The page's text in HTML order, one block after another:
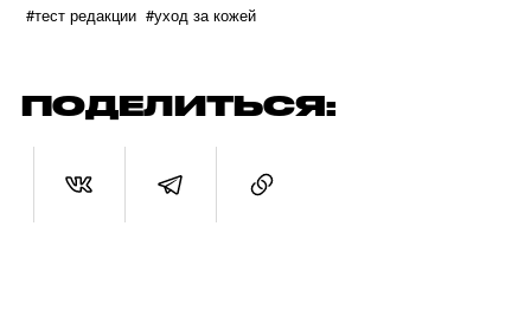
#тест редакции #уход за кожей
ПОДЕЛИТЬСЯ: